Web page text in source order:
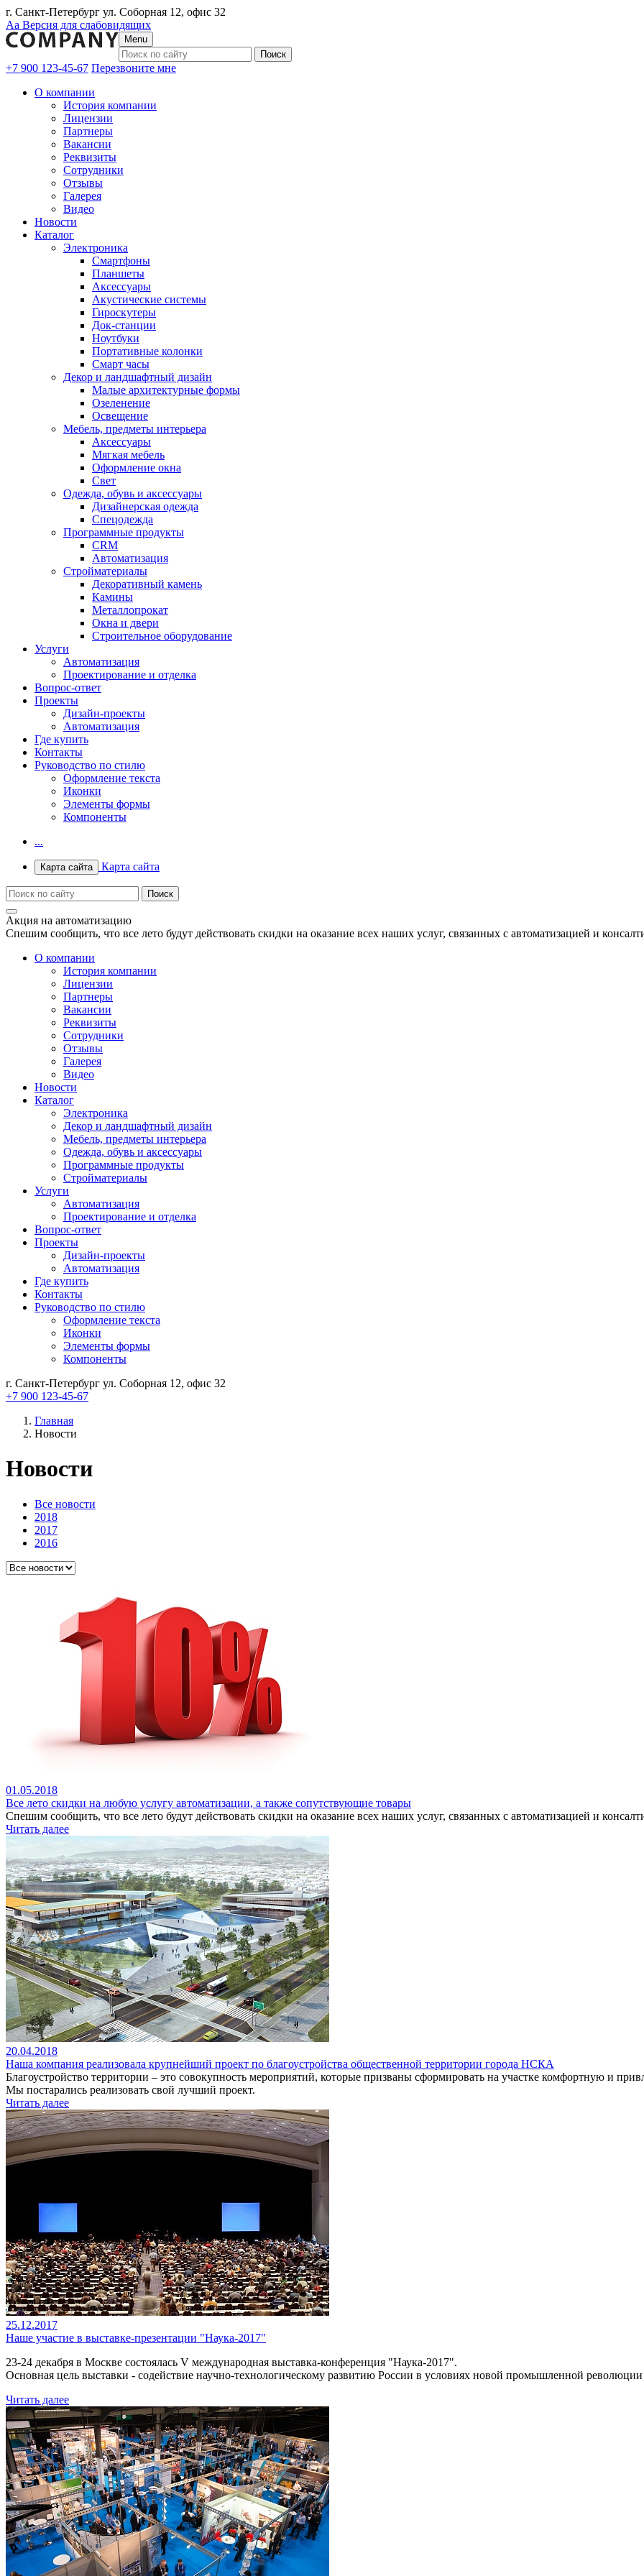
г. Санкт-Петербург ул. Соборная 12, офис 32
Аа Версия для слабовидящих
Menu
+7 900 123-45-67 Перезвоните мне
О компании
История компании
Лицензии
Партнеры
Вакансии
Реквизиты
Сотрудники
Отзывы
Галерея
Видео
Новости
Каталог
Электроника
Смартфоны
Планшеты
Аксессуары
Акустические системы
Гироскутеры
Док-станции
Ноутбуки
Портативные колонки
Смарт часы
Декор и ландшафтный дизайн
Малые архитектурные формы
Озеленение
Освещение
Мебель, предметы интерьера
Аксессуары
Мягкая мебель
Оформление окна
Свет
Одежда, обувь и аксессуары
Дизайнерская одежда
Спецодежда
Программные продукты
CRM
Автоматизация
Стройматериалы
Декоративный камень
Камины
Металлопрокат
Окна и двери
Строительное оборудование
Услуги
Автоматизация
Проектирование и отделка
Вопрос-ответ
Проекты
Дизайн-проекты
Автоматизация
Где купить
Контакты
Руководство по стилю
Оформление текста
Иконки
Элементы формы
Компоненты
...
Карта сайта Карта сайта
Акция на автоматизацию
Спешим сообщить, что все лето будут действовать скидки на оказание всех наших услуг, связанных с автоматизацией и
О компании
История компании
Лицензии
Партнеры
Вакансии
Реквизиты
Сотрудники
Отзывы
Галерея
Видео
Новости
Каталог
Электроника
Декор и ландшафтный дизайн
Мебель, предметы интерьера
Одежда, обувь и аксессуары
Программные продукты
Стройматериалы
Услуги
Автоматизация
Проектирование и отделка
Вопрос-ответ
Проекты
Дизайн-проекты
Автоматизация
Где купить
Контакты
Руководство по стилю
Оформление текста
Иконки
Элементы формы
Компоненты
г. Санкт-Петербург ул. Соборная 12, офис 32
+7 900 123-45-67
Главная
Новости
Новости
Все новости
2018
2017
2016
01.05.2018
Все лето скидки на любую услугу автоматизации, а также сопутствующие товары
Спешим сообщить, что все лето будут действовать скидки на оказание всех наших услуг, связанных с автоматизацией и
Читать далее
20.04.2018
Наша компания реализовала крупнейший проект по благоустройства общественной территории города НСКА
Благоустройство территории – это совокупность мероприятий, которые призваны сформировать на участке комфортную и
Мы постарались реализовать свой лучший проект.
Читать далее
25.12.2017
Наше участие в выставке-презентации "Наука-2017"
23-24 декабря в Москве состоялась V международная выставка-конференция "Наука-2017".
Основная цель выставки - содействие научно-технологическому развитию России в условиях новой промышленной
Читать далее